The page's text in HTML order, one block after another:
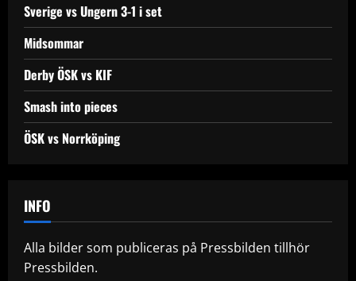
Sverige vs Ungern 3-1 i set
Midsommar
Derby ÖSK vs KIF
Smash into pieces
ÖSK vs Norrköping
INFO
Alla bilder som publiceras på Pressbilden tillhör
Pressbilden.